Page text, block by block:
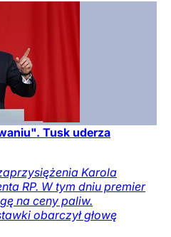
Tusk uderza
Karola
RP. W tym dniu premier
na ceny paliw.
obarczył głowę